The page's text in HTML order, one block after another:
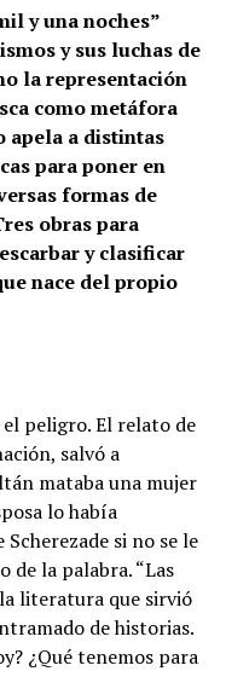
y una noches”
y sus luchas de
la representación
como metáfora
apela a distintas
para poner en
formas de
obras para
y clasificar
nace del propio
peligro. El relato de
salvó a
mataba una mujer
lo había
si no se le
la palabra. “Las
literatura que sirvió
de historias.
¿Qué tenemos para